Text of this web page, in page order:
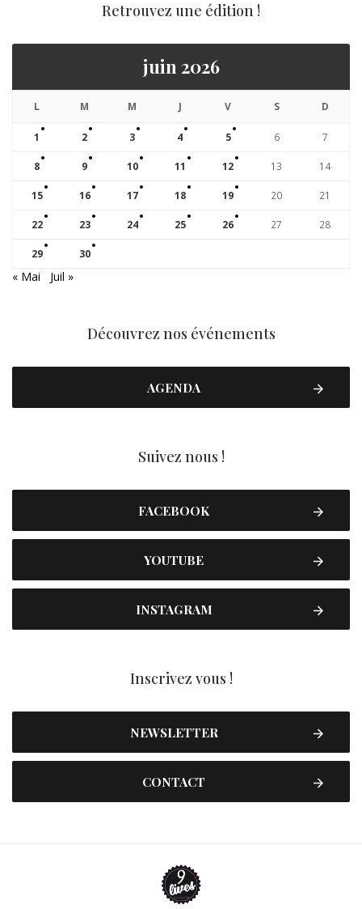
Retrouvez une édition !
juin 2026
L M M J V S D
1 2 3 4 5 6 7
8 9 10 11 12 13 14
15 16 17 18 19 20 21
22 23 24 25 26 27 28
29 30
« Mai Juil »
Découvrez nos événements
AGENDA
Suivez nous !
FACEBOOK
YOUTUBE
INSTAGRAM
Inscrivez vous !
NEWSLETTER
CONTACT